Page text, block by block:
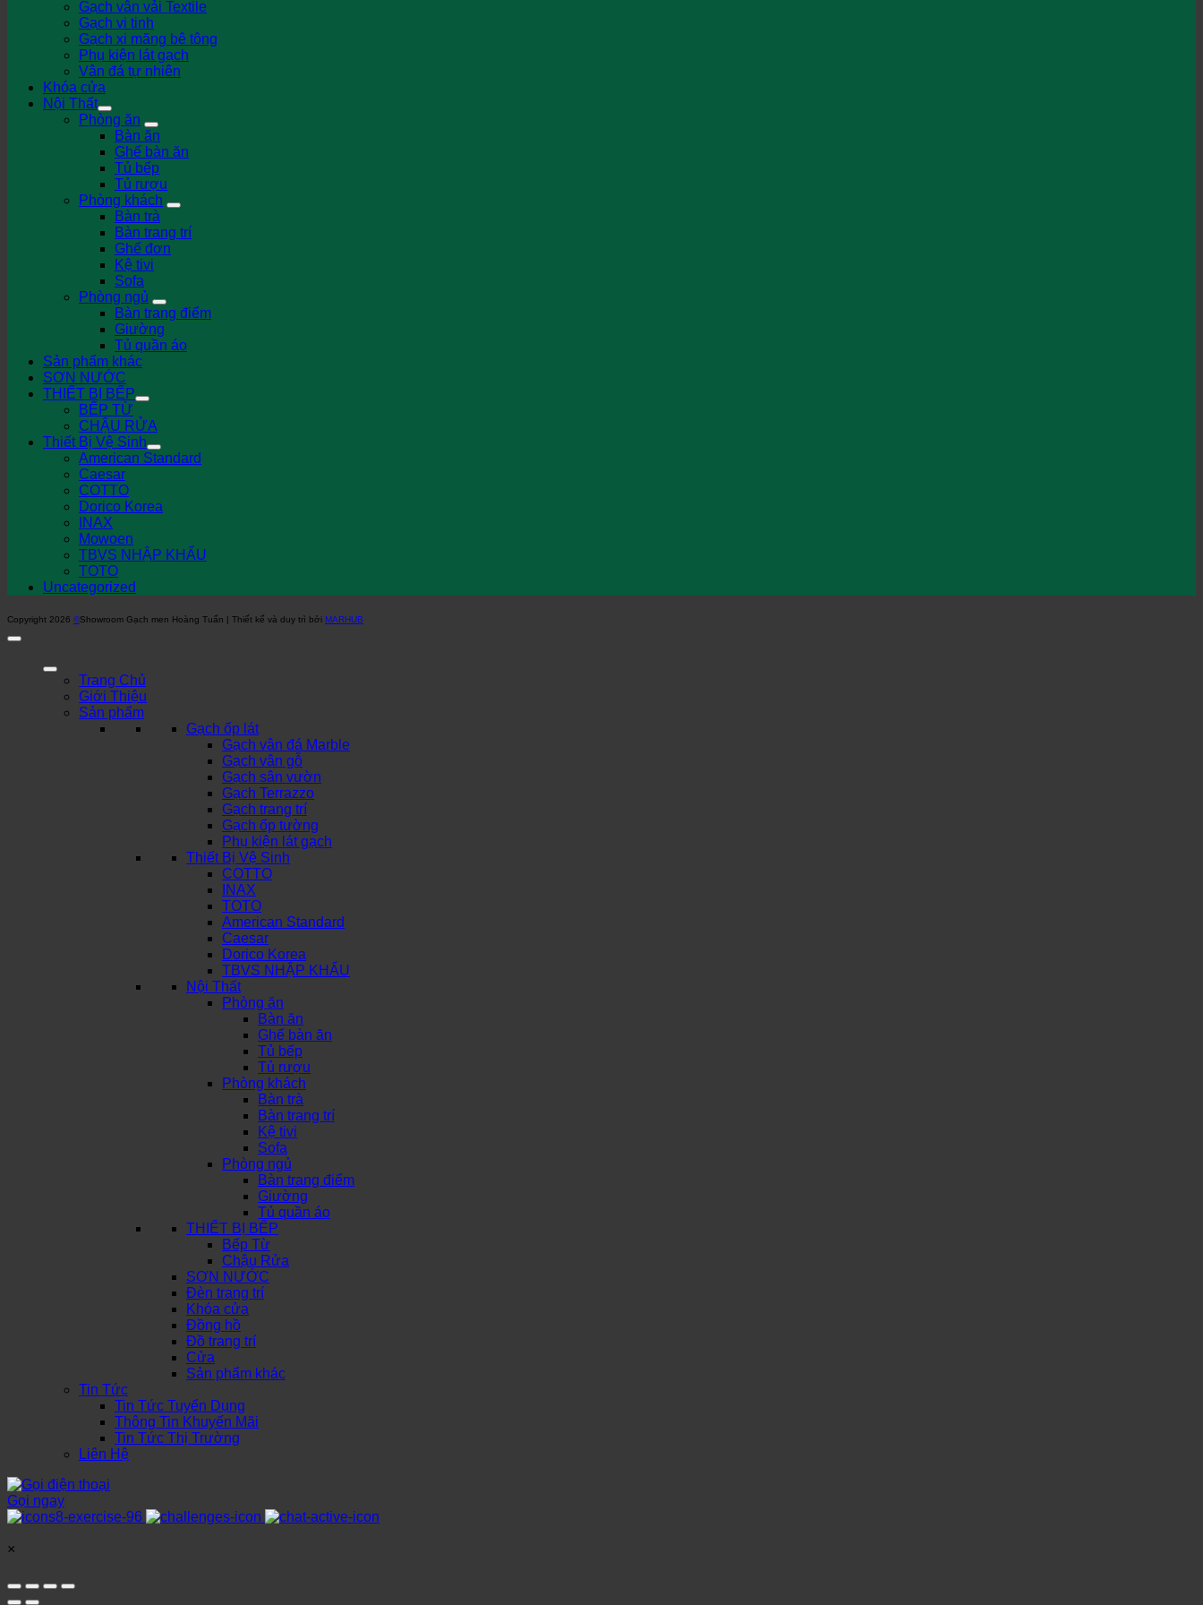
Gạch vân vải Textile
Gạch vi tinh
Gạch xi măng bê tông
Phụ kiện lát gạch
Vân đá tự nhiên
Khóa cửa
Nội Thất
Phòng ăn
Bàn ăn
Ghế bàn ăn
Tủ bếp
Tủ rượu
Phòng khách
Bàn trà
Bàn trang trí
Ghế đơn
Kệ tivi
Sofa
Phòng ngủ
Bàn trang điểm
Giường
Tủ quần áo
Sản phẩm khác
SƠN NƯỚC
THIẾT BỊ BẾP
BẾP TỪ
CHẬU RỬA
Thiết Bị Vệ Sinh
American Standard
Caesar
COTTO
Dorico Korea
INAX
Mowoen
TBVS NHẬP KHẨU
TOTO
Uncategorized
Copyright 2026 ©Showroom Gạch men Hoàng Tuấn | Thiết kế và duy trì bởi MARHUB
Trang Chủ
Giới Thiệu
Sản phẩm
Gạch ốp lát
Gạch vân đá Marble
Gạch vân gỗ
Gạch sân vườn
Gạch Terrazzo
Gạch trang trí
Gạch ốp tường
Phụ kiện lát gạch
Thiết Bị Vệ Sinh
COTTO
INAX
TOTO
American Standard
Caesar
Dorico Korea
TBVS NHẬP KHẨU
Nội Thất
Phòng ăn
Bàn ăn
Ghế bàn ăn
Tủ bếp
Tủ rượu
Phòng khách
Bàn trà
Bàn trang trí
Kệ tivi
Sofa
Phòng ngủ
Bàn trang điểm
Giường
Tủ quần áo
THIẾT BỊ BẾP
Bếp Từ
Chậu Rửa
SƠN NƯỚC
Đèn trang trí
Khóa cửa
Đồng hồ
Đồ trang trí
Cửa
Sản phẩm khác
Tin Tức
Tin Tức Tuyển Dụng
Thông Tin Khuyến Mãi
Tin Tức Thị Trường
Liên Hệ
Gọi ngay
×